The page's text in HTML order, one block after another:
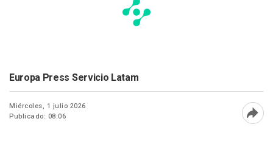
Europa Press Servicio Latam
Miércoles, 1 julio 2026
Publicado: 08:06